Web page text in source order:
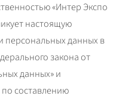
«Интер Экспо
настоящую
персональных данных в
закона от
данных» и
составлению